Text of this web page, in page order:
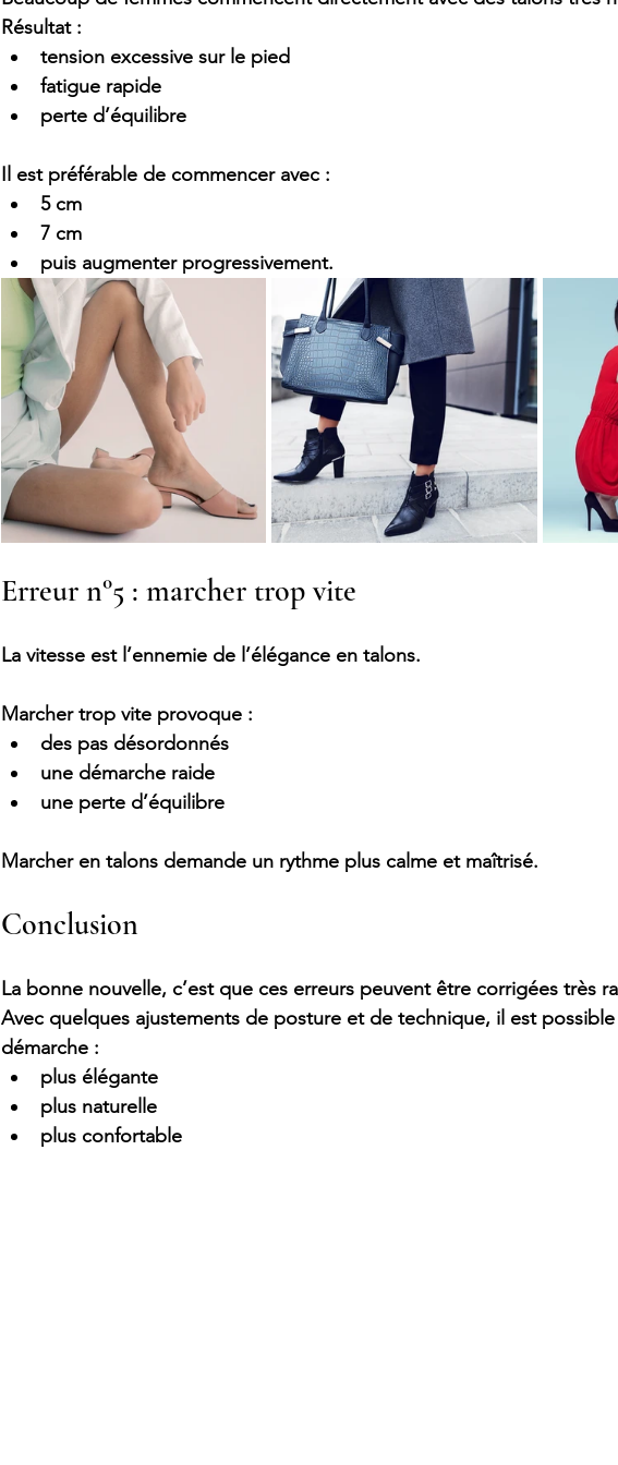
Résultat :
tension excessive sur le pied
fatigue rapide
perte d’équilibre
Il est préférable de commencer avec :
5 cm
7 cm
puis augmenter progressivement.
Erreur n°5 : marcher trop vite
La vitesse est l’ennemie de l’élégance en talons.
Marcher trop vite provoque :
des pas désordonnés
une démarche raide
une perte d’équilibre
Marcher en talons demande un rythme plus calme et maîtrisé.
Conclusion
La bonne nouvelle, c’est que ces erreurs peuvent être corrigées très
Avec quelques ajustements de posture et de technique, il est
démarche :
plus élégante
plus naturelle
plus confortable